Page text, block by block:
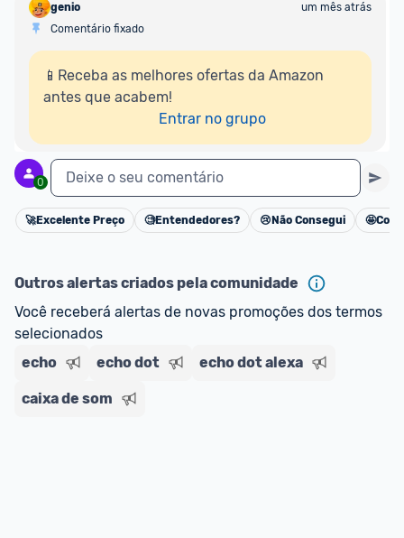
genio
um mês atrás
Comentário fixado
📱Receba as melhores ofertas da Amazon
antes que acabem!
Entrar no grupo
0 Deixe o seu comentário
Cancelar
🚀Excelente Preço 🧐Entendedores? 😢 Não Consegui 🤩
Outros alertas criados pela comunidade
Você receberá alertas de novas promoções dos termos
selecionados
echo
echo dot echo dot alexa
caixa de som